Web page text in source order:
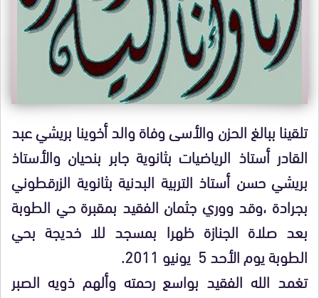
تلقينا ببالغ الحزن والأسى وفاة والد أخوينا بريشي عبد
القادر أستاذ الرياضيات بثانوية جابر بنحيان والأستاذ
بريشي حسن أستاذ التربية البدنية بثانوية الزرقطوني
بجرادة ،وقد ووري جثمان الفقيد بمقبرة حي الطوبة
بعد صلاة الجنازة ظهرا بمسجد للا خديجة بحي
الطوبة يوم الأحد 5 يونيو 2011.
تغمد الله الفقيد بواسع رحمته وألهم ذويه الصبر